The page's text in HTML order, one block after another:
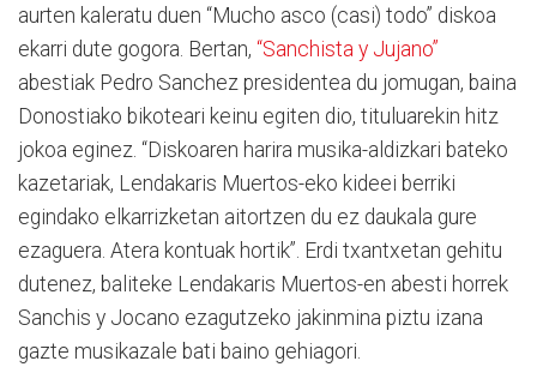
aurten kaleratu duen “Mucho asco (casi) todo” diskoa
ekarri dute gogora. Bertan, “Sanchista y Jujano”
abestiak Pedro Sanchez presidentea du jomugan, baina
Donostiako bikoteari keinu egiten dio, tituluarekin hitz
jokoa eginez. “Diskoaren harira musika-aldizkari bateko
kazetariak, Lendakaris Muertos-eko kideei berriki
egindako elkarrizketan aitortzen du ez daukala gure
ezaguera. Atera kontuak hortik”. Erdi txantxetan gehitu
dutenez, baliteke Lendakaris Muertos-en abesti horrek
Sanchis y Jocano ezagutzeko jakinmina piztu izana
gazte musikazale bati baino gehiagori.